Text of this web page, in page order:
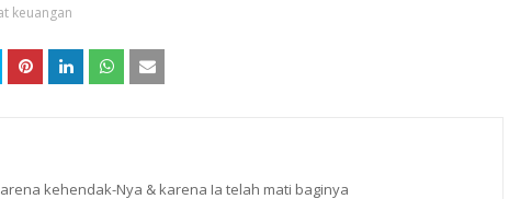
keuangan
kehendak-Nya & karena Ia telah mati baginya